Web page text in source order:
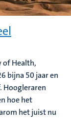
of Health,
bijna 50 jaar en
Hoogleraren
hoe het
het juist nu